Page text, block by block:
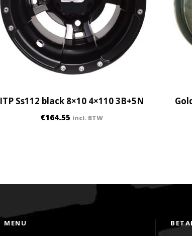
ITP Ss112 black 8×10 4×110 3B+5N
€164.55 incl. BTW
MENU